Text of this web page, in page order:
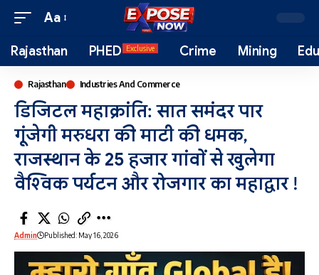
Aa
Rajasthan PHED Exclusive Crime Mining
Rajasthan Industries And Commerce
डिजिटल महाक्रांति: सात समंदर पार
गूंजेगी मरुधरा की माटी की धमक,
राजस्थान के 25 हजार गांवों से खुलेगा
वैश्विक पर्यटन और रोजगार का महाद्वार !
Admin Published: May 16, 2026